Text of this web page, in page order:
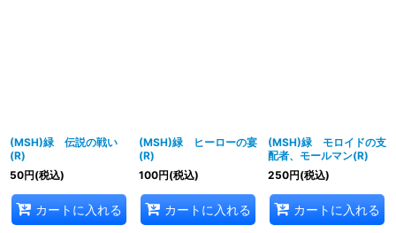
(MSH)緑 伝説の戦い
(R)
50円(税込)
カートに入れる
(MSH)緑 ヒーローの宴
(R)
100円(税込)
カートに入れる
(MSH)緑 モロイドの支
配者、モールマン(R)
250円(税込)
カートに入れる